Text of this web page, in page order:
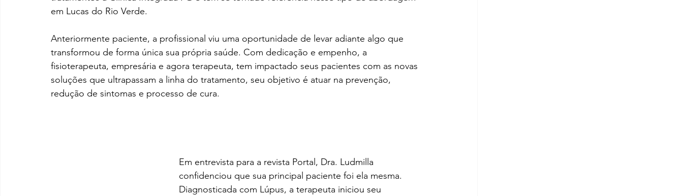
em Lucas do Rio Verde.
Anteriormente paciente, a profissional viu uma oportunidade de levar adiante algo que
transformou de forma única sua própria saúde. Com dedicação e empenho, a
fisioterapeuta, empresária e agora terapeuta, tem impactado seus pacientes com as novas
soluções que ultrapassam a linha do tratamento, seu objetivo é atuar na prevenção,
redução de sintomas e processo de cura.
Em entrevista para a revista Portal, Dra. Ludmilla
confidenciou que sua principal paciente foi ela mesma.
Diagnosticada com Lúpus, a terapeuta iniciou seu